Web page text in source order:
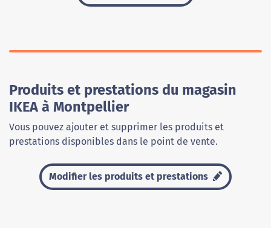
Produits et prestations du magasin
IKEA à Montpellier
Vous pouvez ajouter et supprimer les produits et
prestations disponibles dans le point de vente.
Modifier les produits et prestations